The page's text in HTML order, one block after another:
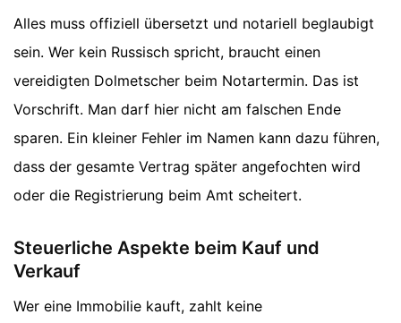
Alles muss offiziell übersetzt und notariell beglaubigt
sein. Wer kein Russisch spricht, braucht einen
vereidigten Dolmetscher beim Notartermin. Das ist
Vorschrift. Man darf hier nicht am falschen Ende
sparen. Ein kleiner Fehler im Namen kann dazu führen,
dass der gesamte Vertrag später angefochten wird
oder die Registrierung beim Amt scheitert.
Steuerliche Aspekte beim Kauf und
Verkauf
Wer eine Immobilie kauft, zahlt keine